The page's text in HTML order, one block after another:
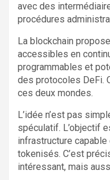
avec des
procédures
La blockchain
accessibles en
programmables et
des protocoles DeFi.
ces deux mondes.
L’idée n’est pas
spéculatif. L’objectif
infrastructure
tokenisés. C’est
intéressant, mais